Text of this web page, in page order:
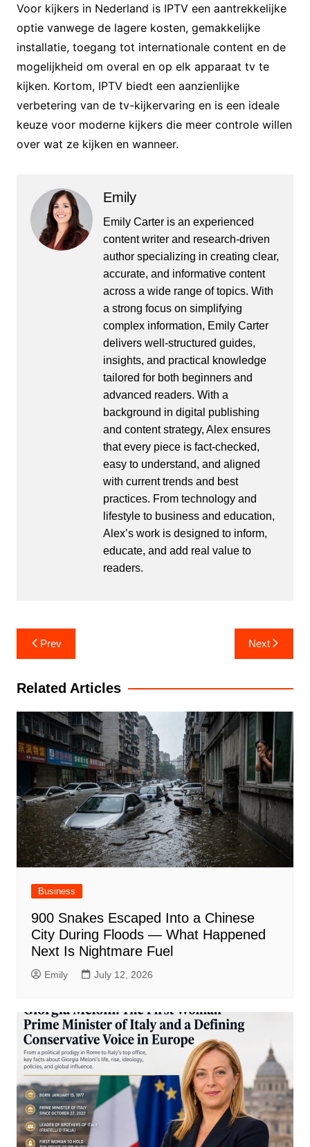
Voor kijkers in Nederland is IPTV een aantrekkelijke
optie vanwege de lagere kosten, gemakkelijke
installatie, toegang tot internationale content en de
mogelijkheid om overal en op elk apparaat tv te
kijken. Kortom, IPTV biedt een aanzienlijke
verbetering van de tv-kijkervaring en is een ideale
keuze voor moderne kijkers die meer controle willen
over wat ze kijken en wanneer.
Emily
Emily Carter is an experienced
content writer and research-driven
author specializing in creating clear,
accurate, and informative content
across a wide range of topics. With
a strong focus on simplifying
complex information, Emily Carter
delivers well-structured guides,
insights, and practical knowledge
tailored for both beginners and
advanced readers. With a
background in digital publishing
and content strategy, Alex ensures
that every piece is fact-checked,
easy to understand, and aligned
with current trends and best
practices. From technology and
lifestyle to business and education,
Alex’s work is designed to inform,
educate, and add real value to
readers.
Post
navigation
Prev Next
Related Articles
Business
900 Snakes Escaped Into a Chinese
City During Floods — What Happened
Next Is Nightmare Fuel
Emily July 12, 2026